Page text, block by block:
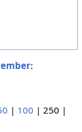
:
| 100 | 250 |